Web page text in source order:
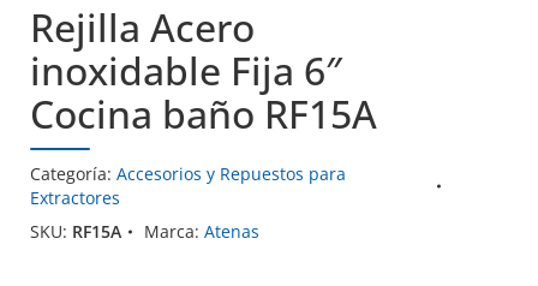
Rejilla Acero
inoxidable Fija 6″
Cocina baño RF15A
Categoría: Accesorios y Repuestos para
Extractores
SKU: RF15A Marca: Atenas